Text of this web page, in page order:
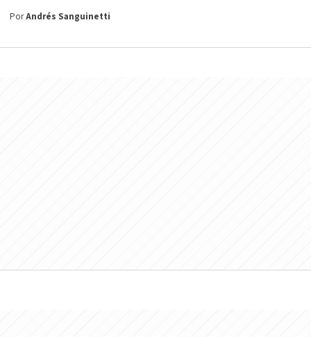
PorAndrés Sanguinetti